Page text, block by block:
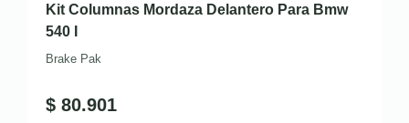
Kit Columnas Mordaza Delantero Para Bmw
540 I
Brake Pak
$ 80.901